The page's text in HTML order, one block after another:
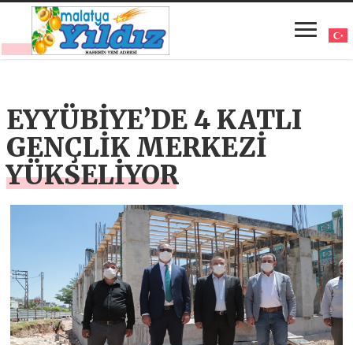
EYYÜBİYE’DE 4 KATLI
GENÇLİK MERKEZİ
YÜKSELİYOR